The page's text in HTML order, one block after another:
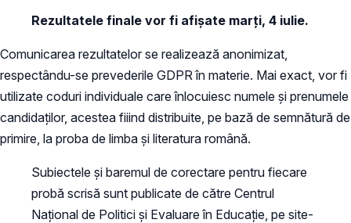
Rezultatele finale vor fi afișate marți, 4 iulie.
Comunicarea rezultatelor se realizează anonimizat,
respectându-se prevederile GDPR în materie. Mai exact, vor fi
utilizate coduri individuale care înlocuiesc numele și prenumele
candidaților, acestea fiiind distribuite, pe bază de semnătură de
primire, la proba de limba și literatura română.
Subiectele și baremul de corectare pentru fiecare
probă scrisă sunt publicate de către Centrul
Național de Politici și Evaluare în Educație, pe site-